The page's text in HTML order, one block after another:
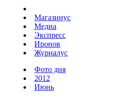
Магазинус
Медиа
Экспресс
Иронов
Журналус
Фото дня
2012
Июнь